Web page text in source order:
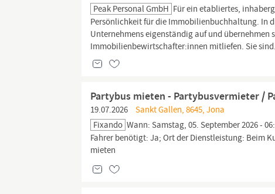
Peak Personal GmbH Für ein etabliertes,
Persönlichkeit für die Immobilienbuchhaltung. In
Unternehmens eigenständig auf und
Immobilienbewirtschafter:innen mitliefen. Sie
Partybus mieten - Partybusvermieter /
19.07.2026
Sankt Gallen, 8645, Jona
Fixando Wann: Samstag, 05. September 2026 -
Fahrer benötigt: Ja; Ort der Dienstleistung: Beim
mieten